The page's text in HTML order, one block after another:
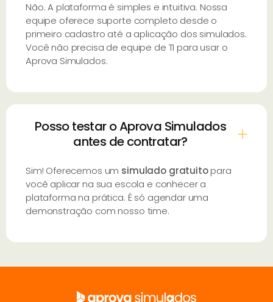
Não. A plataforma é simples e intuitiva. Nossa
equipe oferece suporte completo desde o
primeiro cadastro até a aplicação dos simulados.
Você não precisa de equipe de TI para usar o
Aprova Simulados.
Posso testar o Aprova Simulados
antes de contratar?
Sim! Oferecemos um simulado gratuitopara
você aplicar na sua escola e conhecer a
plataforma na prática. É só agendar uma
demonstração com nosso time.